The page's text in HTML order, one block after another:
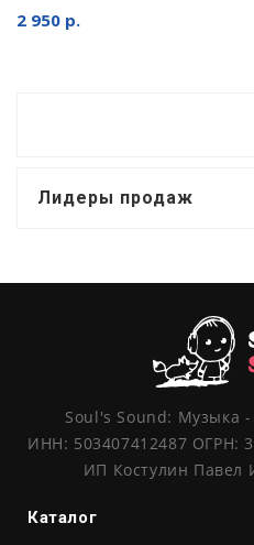
2 950 р.
Лидеры продаж
Soul's Sound: Музыка
ИНН: 503407412487 ОГРН:
ИП Костулин Павел
Каталог